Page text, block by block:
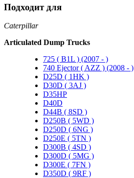
Подходит для
Caterpillar
Articulated Dump Trucks
725 ( B1L ) (2007 - )
740 Ejector ( AZZ ) (2008 - )
D25D ( 1HK )
D30D ( 3AJ )
D35HP
D40D
D44B ( 8SD )
D250B ( 5WD )
D250D ( 6NG )
D250E ( 5TN )
D300B ( 4SD )
D300D ( 5MG )
D300E ( 7FN )
D350D ( 9RF )